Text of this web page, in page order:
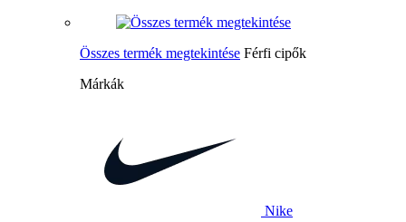
Összes termék megtekintése Férfi cipők
Márkák
Nike